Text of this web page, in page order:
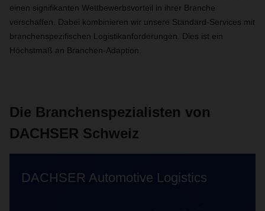
einen signifikanten Wettbewerbsvorteil in ihrer Branche
verschaffen. Dabei kombinieren wir unsere Standard-Services mit
branchenspezifischen Logistikanforderungen. Dies ist ein
Höchstmaß an Branchen-Adaption.
Die Branchenspezialisten von
DACHSER Schweiz
DACHSER Automotive Logistics